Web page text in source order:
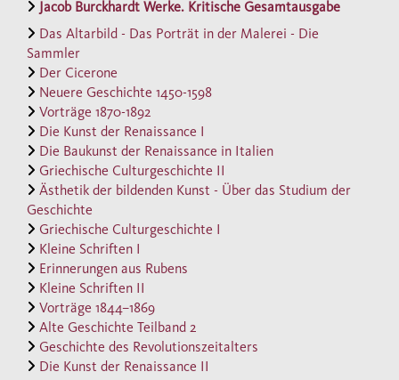
Hochstadenals mächtigen Kurfürsten und
Erbauer des Kölner Doms kennen. Er gibt
Burckhardt Gelegenheit, eine
Kulturgeschichte des Rheinlands und des
sakralen Köln zu skizzieren. In seiner kurzen
Geschichte derAlamannen
nur ihre Bekehrung zum Christentum,
sondern erweist sich auch als umsichtiger
Sozial- und Rechtshistoriker. Schließlich
wendet er sich in seiner Studie
Andreas von Krain und der letzte
Concilsversuch in Basel
und schildert farbig die Zustände in Italien,
an der Kurie und im Europa des späten 15.
Jahrhunderts. Burckhardt versteht es in allen
Jacob Burckhardt Werke. Kritische Gesamtausgabe
Das Altarbild - Das Porträt in der Malerei - Die
Sammler
Der Cicerone
Neuere Geschichte 1450-1598
Vorträge 1870-1892
Die Kunst der Renaissance I
Die Baukunst der Renaissance in Italien
Griechische Culturgeschichte II
Ästhetik der bildenden Kunst - Über das Studium der
Geschichte
Griechische Culturgeschichte I
Kleine Schriften I
Erinnerungen aus Rubens
Kleine Schriften II
Vorträge 1844–1869
Alte Geschichte Teilband 2
Geschichte des Revolutionszeitalters
Die Kunst der Renaissance II